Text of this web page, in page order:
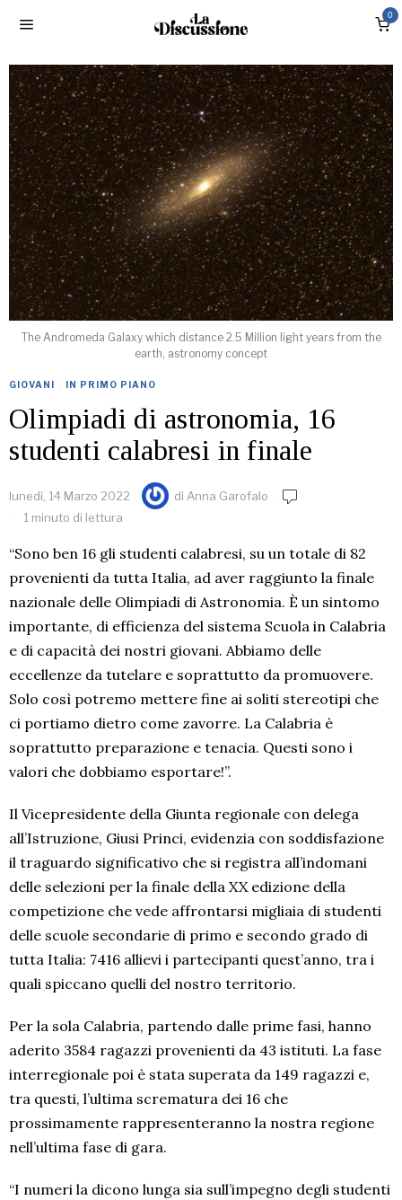
0
The Andromeda Galaxy which distance 2.5 Million light years from the
earth, astronomy concept
GIOVANI · IN PRIMO PIANO
Olimpiadi di astronomia, 16
studenti calabresi in finale
lunedì, 14 Marzo 2022 di Anna Garofalo
1 minuto di lettura
“Sono ben 16 gli studenti calabresi, su un totale di 82
provenienti da tutta Italia, ad aver raggiunto la finale
nazionale delle Olimpiadi di Astronomia. È un sintomo
importante, di efficienza del sistema Scuola in Calabria
e di capacità dei nostri giovani. Abbiamo delle
eccellenze da tutelare e soprattutto da promuovere.
Solo così potremo mettere fine ai soliti stereotipi che
ci portiamo dietro come zavorre. La Calabria è
soprattutto preparazione e tenacia. Questi sono i
valori che dobbiamo esportare!”.
Il Vicepresidente della Giunta regionale con delega
all’Istruzione, Giusi Princi, evidenzia con soddisfazione
il traguardo significativo che si registra all’indomani
delle selezioni per la finale della XX edizione della
competizione che vede affrontarsi migliaia di studenti
delle scuole secondarie di primo e secondo grado di
tutta Italia: 7416 allievi i partecipanti quest’anno, tra i
quali spiccano quelli del nostro territorio.
Per la sola Calabria, partendo dalle prime fasi, hanno
aderito 3584 ragazzi provenienti da 43 istituti. La fase
interregionale poi è stata superata da 149 ragazzi e,
tra questi, l’ultima scrematura dei 16 che
prossimamente rappresenteranno la nostra regione
nell’ultima fase di gara.
“I numeri la dicono lunga sia sull’impegno degli studenti